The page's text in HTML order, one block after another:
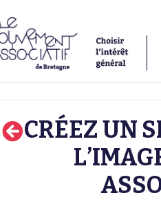
CRÉEZ UN